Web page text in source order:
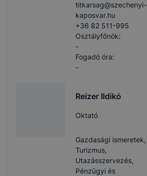
titkarsag​@szechenyi-
kaposvar.hu
+36 82 511-995
Osztályfőnök:
-
Fogadó óra:
-
Reizer Ildikó
Oktató
Gazdasági ismeretek,
Turizmus,
Utazásszervezés,
Pénzügyi és